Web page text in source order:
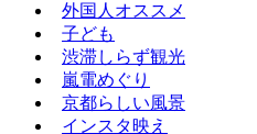
外国人オススメ
子ども
渋滞しらず観光
嵐電めぐり
京都らしい風景
インスタ映え